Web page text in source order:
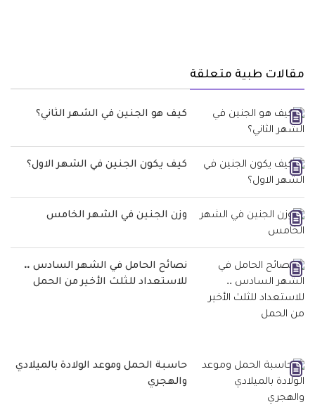
مقالات طبية متعلقة
كيف هو الجنين في الشهر الثاني؟
كيف يكون الجنين في الشهر الاول؟
وزن الجنين في الشهر الخامس
نصائح الحامل في الشهر السادس ..
للاستعداد للثلث الأخير من الحمل
حاسبة الحمل وموعد الولادة بالميلادي
والهجري